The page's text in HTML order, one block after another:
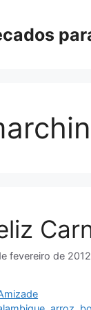
fevereiro de 2012